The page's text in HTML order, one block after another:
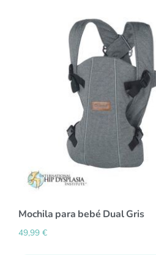
Mochila para bebé Dual Gris
49,99 €